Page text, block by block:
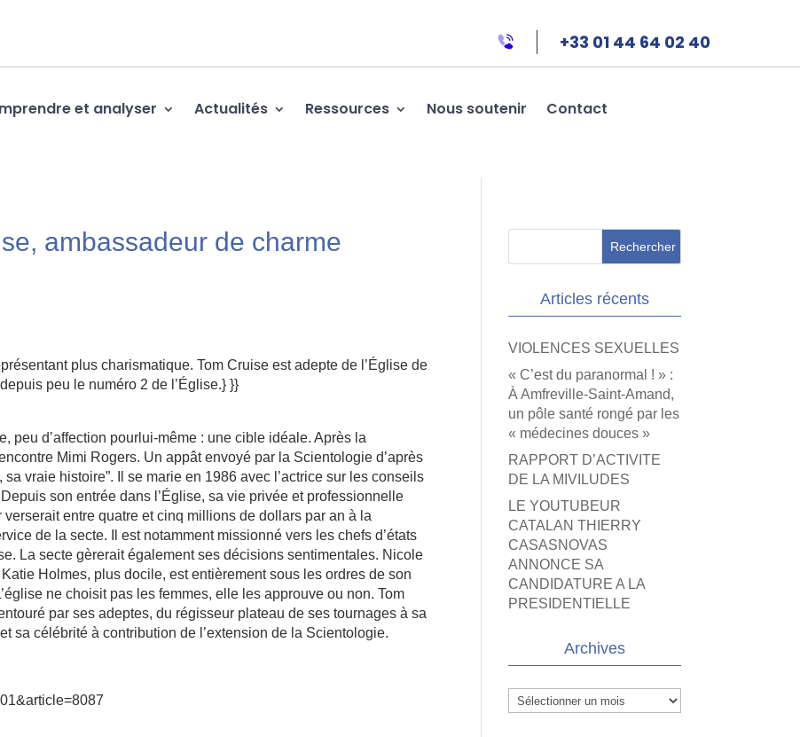
+33 01 44 64 02 40
et analyser Actualités Ressources Nous soutenir Contact
ambassadeur de charme
plus charismatique. Tom Cruise est adepte de l’Église de
peu le numéro 2 de l’Église.} }}
peu d’affection pourlui-même : une cible idéale. Après la
Mimi Rogers. Un appât envoyé par la Scientologie d’après
vraie histoire”. Il se marie en 1986 avec l’actrice sur les conseils
son entrée dans l’Église, sa vie privée et professionnelle
entre quatre et cinq millions de dollars par an à la
de la secte. Il est notamment missionné vers les chefs d’états
La secte gèrerait également ses décisions sentimentales. Nicole
Holmes, plus docile, est entièrement sous les ordres de son
ne choisit pas les femmes, elle les approuve ou non. Tom
par ses adeptes, du régisseur plateau de ses tournages à sa
sa célébrité à contribution de l’extension de la Scientologie.
Articles récents
VIOLENCES SEXUELLES
« C’est du paranormal ! » :
À Amfreville-Saint-Amand,
un pôle santé rongé par les
« médecines douces »
RAPPORT D’ACTIVITE
DE LA MIVILUDES
LE YOUTUBEUR
CATALAN THIERRY
CASASNOVAS
ANNONCE SA
CANDIDATURE A LA
PRESIDENTIELLE
Archives
Archives